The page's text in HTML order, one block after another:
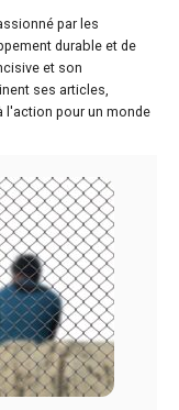
par les
durable et de
et son
ses articles,
l'action pour un monde